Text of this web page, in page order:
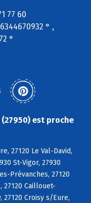
77 60
° ,
°
est proche
27120 Le Val-David,
St-Vigor, 27930
Prévanches, 27120
27120 Caillouet-
27120 Croisy s/Eure,